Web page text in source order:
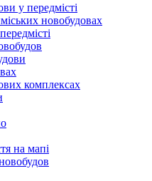
у передмісті
новобудовах
комплексах
на мапі